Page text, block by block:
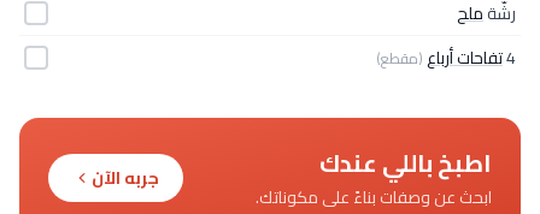
رشّةملح
4تفاحات أرباع(مقطع)
اطبخ باللي عندك
ابحث عن وصفات بناءً على مكوناتك.
جربه الآن